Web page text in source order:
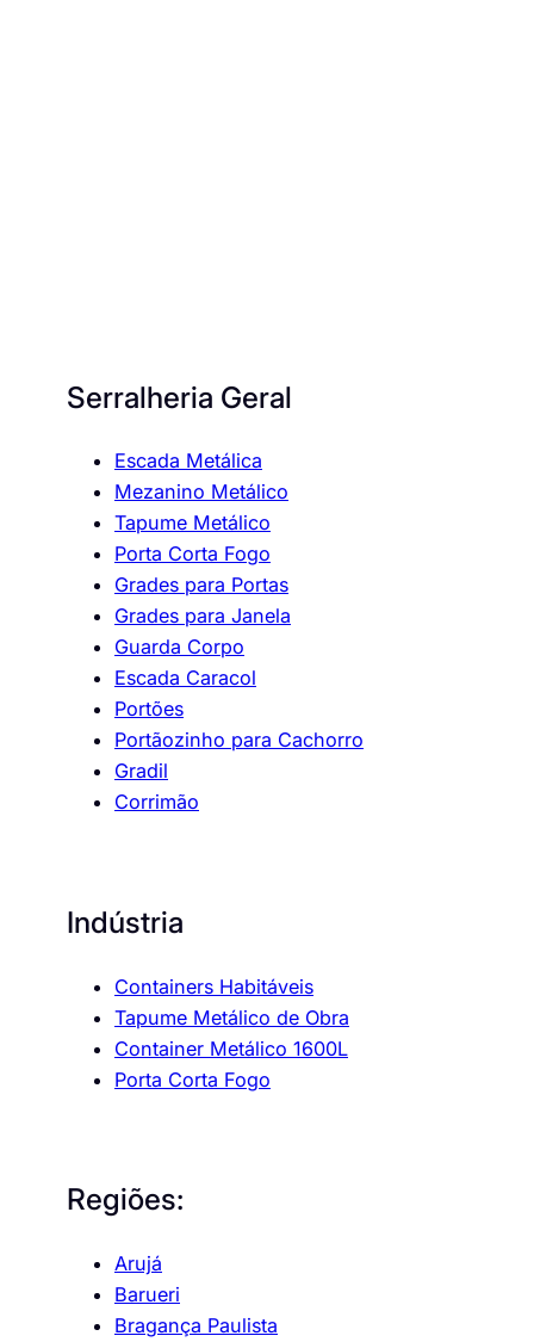
Serralheria Geral
Escada Metálica
Mezanino Metálico
Tapume Metálico
Porta Corta Fogo
Grades para Portas
Grades para Janela
Guarda Corpo
Escada Caracol
Portões
Portãozinho para Cachorro
Gradil
Corrimão
Indústria
Containers Habitáveis
Tapume Metálico de Obra
Container Metálico 1600L
Porta Corta Fogo
Regiões:
Arujá
Barueri
Bragança Paulista